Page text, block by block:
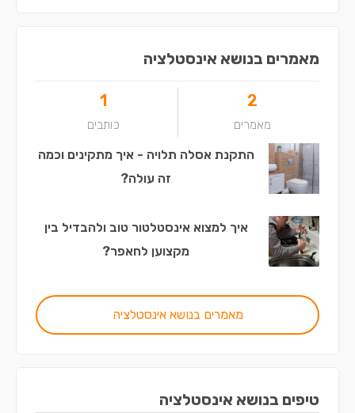
מאמרים בנושא אינסטלציה
2
מאמרים
1
כותבים
התקנת אסלה תלויה - איך מתקינים וכמה
זה עולה?
איך למצוא אינסטלטור טוב ולהבדיל בין
מקצוען לחאפר?
מאמרים בנושא אינסטלציה
טיפים בנושא אינסטלציה